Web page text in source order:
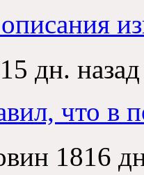
дн. назад
что в
1816